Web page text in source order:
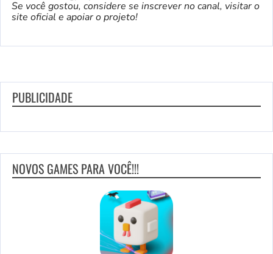
Se você gostou, considere se inscrever no canal, visitar o
site oficial e apoiar o projeto!
PUBLICIDADE
NOVOS GAMES PARA VOCÊ!!!